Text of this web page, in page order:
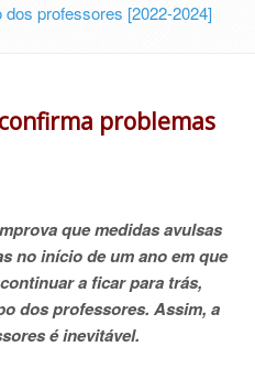
professores [2022-2024]
problemas
que medidas avulsas
no início de um ano em que
a ficar para trás,
dos professores. Assim, a
é inevitável.